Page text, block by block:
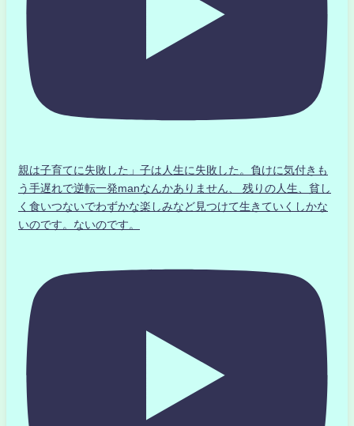
親は子育てに失敗した」子は人生に失敗した。負けに気付きも
う手遅れで逆転一発manなんかありません、 残りの人生、貧し
く食いつないでわずかな楽しみなど見つけて生きていくしかな
いのです。ないのです。